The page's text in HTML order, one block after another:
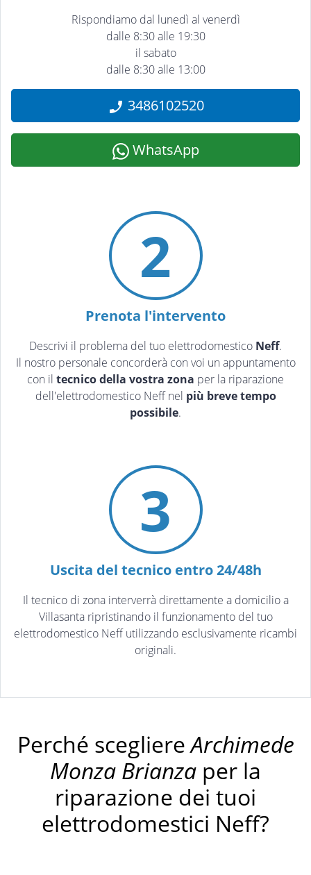
Rispondiamo dal lunedì al venerdì
dalle 8:30 alle 19:30
il sabato
dalle 8:30 alle 13:00
3486102520
WhatsApp
2
Prenota l'intervento
Descrivi il problema del tuo elettrodomestico Neff.
Il nostro personale concorderà con voi un appuntamento
con il tecnico della vostra zona per la riparazione
dell'elettrodomestico Neff nel più breve tempo
possibile.
3
Uscita del tecnico entro 24/48h
Il tecnico di zona interverrà direttamente a domicilio a
Villasanta ripristinando il funzionamento del tuo
elettrodomestico Neff utilizzando esclusivamente ricambi
originali.
Perché scegliereArchimede
Monza Brianza per la
riparazione dei tuoi
elettrodomestici Neff?